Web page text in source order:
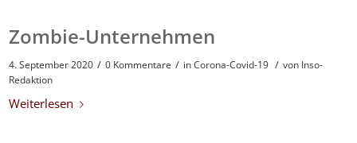
Zombie-Unternehmen
4. September 2020 / 0 Kommentare / inCorona-Covid-19 / von Inso-
Redaktion
Weiterlesen